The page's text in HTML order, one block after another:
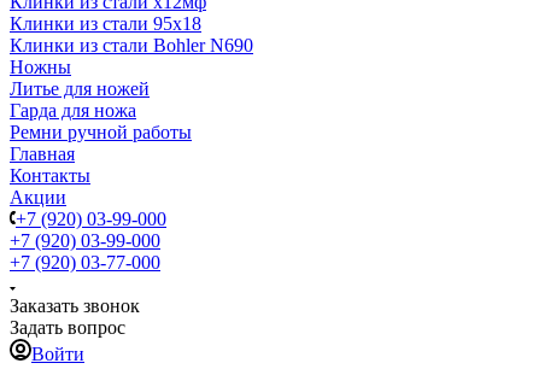
Клинки из стали 95х18
Клинки из стали Bohler N690
Ножны
Литье для ножей
Гарда для ножа
Ремни ручной работы
Главная
Контакты
Акции
+7 (920) 03-99-000
+7 (920) 03-99-000
+7 (920) 03-77-000
Заказать звонок
Задать вопрос
Войти